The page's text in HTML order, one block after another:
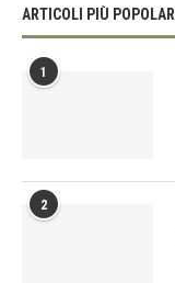
ARTICOLI PIÙ POPOLARI
1
2